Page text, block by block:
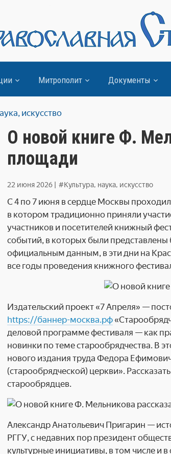
Митрополит Документы
искусство
О новой книге Ф.
площади
22 июня 2026 #Культура, наука, искусство
С 4 по 7 июня в сердце Москвы
в котором традиционно приняли
участников и посетителей книжный
событий, в которых были представлены
официальным данным, в эти дни на
все годы проведения книжного
Издательский проект «7 Апреля» —
https://баннер-москва.рф
деловой программе фестиваля — как
новинки по теме старообрядчества. В
нового издания труда Федора
(старообрядческой) церкви».
старообрядцев.
Александр Анатольевич Пригарин —
РГГУ, с недавних пор президент
культурные инициативы, в том числе и